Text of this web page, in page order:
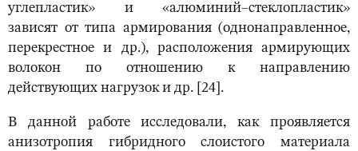
углепластик» и «алюминий–стеклопластик»
зависят от типа армирования (однонаправленное,
перекрестное и др.), расположения армирующих
волокон по отношению к направлению
действующих нагрузок и др. [24].
В данной работе исследовали, как проявляется
анизотропия гибридного слоистого материала